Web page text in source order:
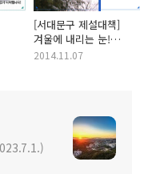
련
[서대문구 제설대책]
겨울에 내리는 눈!
올해도 걱정 없어요.
2014.11.07